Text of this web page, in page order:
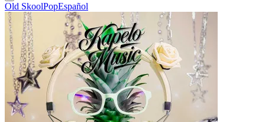
Old SkoolPopEspañol